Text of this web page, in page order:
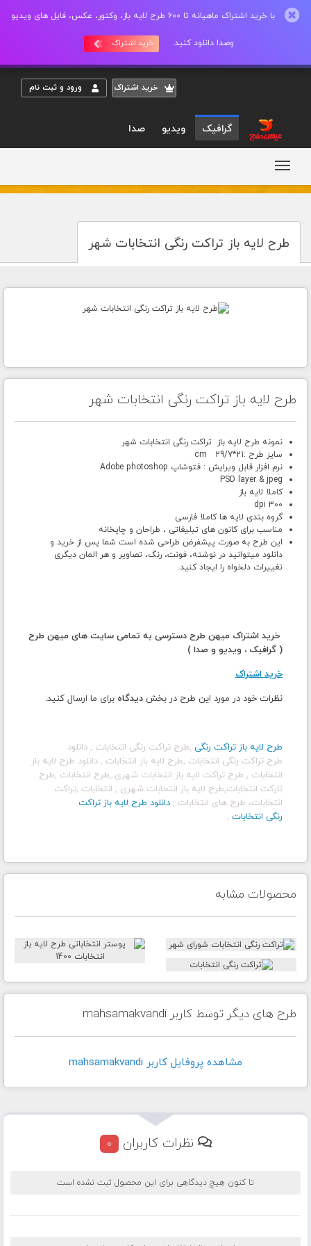
با خرید اشتراک ماهیانه تا 600 طرح لایه باز، وکتور، عکس، فایل های ویدیو
وصدا دانلود کنید. خرید اشتراک
خريد اشتراک ورود و ثبت نام
گرافیک ویدیو صدا
طرح لایه باز تراکت رنگی انتخابات شهر
طرح لایه باز تراکت رنگی انتخابات شهر
نمونه طرح لایه باز تراکت رنگی انتخابات شهر
سایز طرح :21*29/7 cm
نرم افزار قابل ویرایش : فتوشاپ Adobe photoshop
PSD layer & jpeg
کاملا لایه باز
300 dpi
گروه بندی لایه ها کاملا فارسی
مناسب برای کانون های تبلیغاتی ، طراحان و چاپخانه
این طرح به صورت پیشفرض طراحی شده است شما پس از خرید و
دانلود میتوانید در نوشته، فونت، رنگ، تصاویر و هر المان دیگری
تغییرات دلخواه را ایجاد کنید.
خرید اشتراک میهن طرح دسترسی به تمامی سایت های میهن طرح
( گرافیک ، ویدیو و صدا )
خرید اشتراک
نظرات خود در مورد این طرح در بخش دیدگاه برای ما ارسال کنید.
طرح لایه باز تراکت رنگی ,طرح تراکت رنگی انتخابات , دانلود
طرح تراکت رنگی انتخابات ,طرح لایه باز انتخابات , دانلود طرح لایه باز
انتخابات , طرح تراکت لایه باز انتخابات شهری ,طرح انتخابات ,طرح
تارکت انتخابات,طرح لایه باز انتخابات شهری , انتخابات ,تراکت
انتخابات، طرح های انتخابات , دانلود طرح لایه باز تراکت
رنگی انتخابات ,
محصولات مشابه
طرح های دیگر توسط کاربر mahsamakvandi
مشاهده پروفايل کاربر mahsamakvandi
نظرات کاربران 0
تا کنون هیچ دیدگاهی برای این محصول ثبت نشده است